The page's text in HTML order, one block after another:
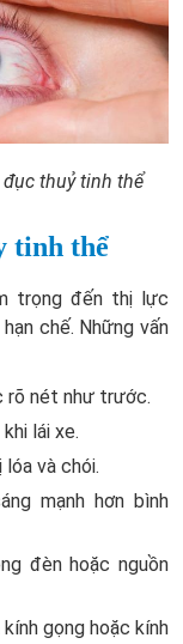
thuỷ tinh thể
tinh thể
trọng đến thị lực
chế. Những vấn
rõ nét như trước.
lái xe.
lóa và chói.
mạnh hơn bình
đèn hoặc nguồn
gọng hoặc kính